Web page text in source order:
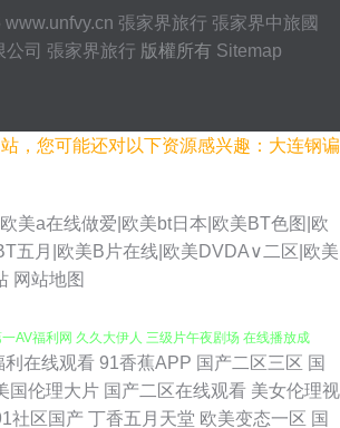
www.unfvy.cn 張家界旅行 張家界中旅國
公司 張家界旅行 版權所有 Sitemap
，您可能还对以下资源感兴趣：大连钢谝
美a在线做爱|欧美bt日本|欧美BT色图|欧
五月|欧美B片在线|欧美DVDA∨二区|欧美
网站地图
女同性恋视频 色色五月天网站 AV东方无码 91N视
利在线观看 91香蕉APP 国产二区三区 国
国伦理大片 国产二区在线观看 美女伦理视
社区国产 丁香五月天堂 欧美变态一区 国